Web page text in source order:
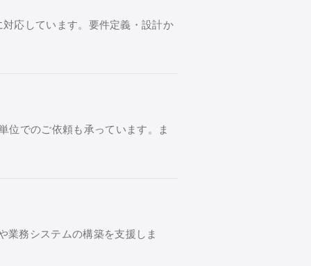
応しています。要件定義・設計か
位でのご依頼も承っています。ま
業務システムの構築を支援しま